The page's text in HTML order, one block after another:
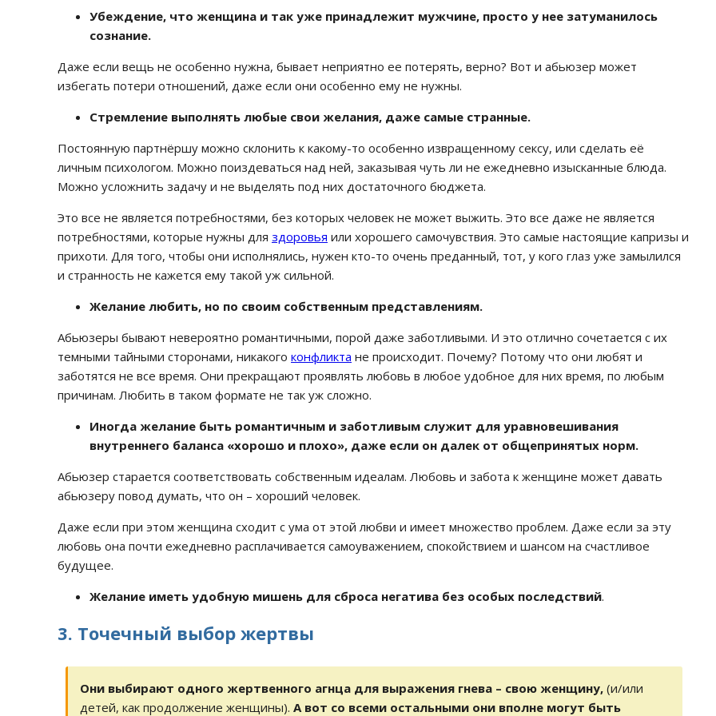
Убеждение, что женщина и так уже принадлежит мужчине, просто у нее затуманилось
сознание.
Даже если вещь не особенно нужна, бывает неприятно ее потерять, верно? Вот и абьюзер может
избегать потери отношений, даже если они особенно ему не нужны.
Стремление выполнять любые свои желания, даже самые странные.
Постоянную партнёршу можно склонить к какому-то особенно извращенному сексу, или сделать её
личным психологом. Можно поиздеваться над ней, заказывая чуть ли не ежедневно изысканные блюда.
Можно усложнить задачу и не выделять под них достаточного бюджета.
Это все не является потребностями, без которых человек не может выжить. Это все даже не является
потребностями, которые нужны для здоровья или хорошего самочувствия. Это самые настоящие капризы и
прихоти. Для того, чтобы они исполнялись, нужен кто-то очень преданный, тот, у кого глаз уже замылился
и странность не кажется ему такой уж сильной.
Желание любить, но по своим собственным представлениям.
Абьюзеры бывают невероятно романтичными, порой даже заботливыми. И это отлично сочетается с их
темными тайными сторонами, никакого конфликта не происходит. Почему? Потому что они любят и
заботятся не все время. Они прекращают проявлять любовь в любое удобное для них время, по любым
причинам. Любить в таком формате не так уж сложно.
Иногда желание быть романтичным и заботливым служит для уравновешивания
внутреннего баланса «хорошо и плохо», даже если он далек от общепринятых норм.
Абьюзер старается соответствовать собственным идеалам. Любовь и забота к женщине может давать
абьюзеру повод думать, что он – хороший человек.
Даже если при этом женщина сходит с ума от этой любви и имеет множество проблем. Даже если за эту
любовь она почти ежедневно расплачивается самоуважением, спокойствием и шансом на счастливое
будущее.
Желание иметь удобную мишень для сброса негатива без особых последствий.
3. Точечный выбор жертвы
Они выбирают одного жертвенного агнца для выражения гнева – свою женщину, (и/или
детей, как продолжение женщины). А вот со всеми остальными они вполне могут быть